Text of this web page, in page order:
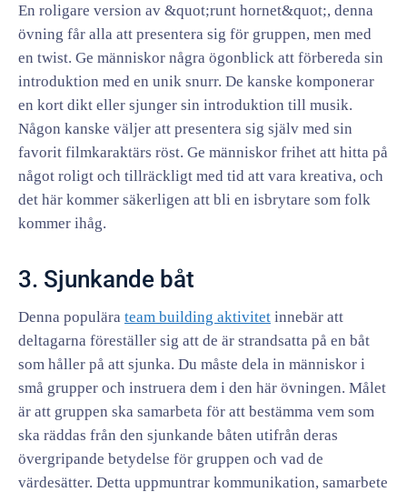
En roligare version av &quot;runt hornet&quot;, denna
övning får alla att presentera sig för gruppen, men med
en twist. Ge människor några ögonblick att förbereda sin
introduktion med en unik snurr. De kanske komponerar
en kort dikt eller sjunger sin introduktion till musik.
Någon kanske väljer att presentera sig själv med sin
favorit filmkaraktärs röst. Ge människor frihet att hitta på
något roligt och tillräckligt med tid att vara kreativa, och
det här kommer säkerligen att bli en isbrytare som folk
kommer ihåg.
3. Sjunkande båt
Denna populära team building aktivitet innebär att
deltagarna föreställer sig att de är strandsatta på en båt
som håller på att sjunka. Du måste dela in människor i
små grupper och instruera dem i den här övningen. Målet
är att gruppen ska samarbeta för att bestämma vem som
ska räddas från den sjunkande båten utifrån deras
övergripande betydelse för gruppen och vad de
värdesätter. Detta uppmuntrar kommunikation, samarbete